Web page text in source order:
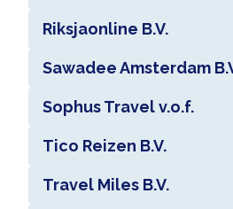
Riksjaonline B.V.
Sawadee Amsterdam
Sophus Travel v.o.f.
Tico Reizen B.V.
Travel Miles B.V.